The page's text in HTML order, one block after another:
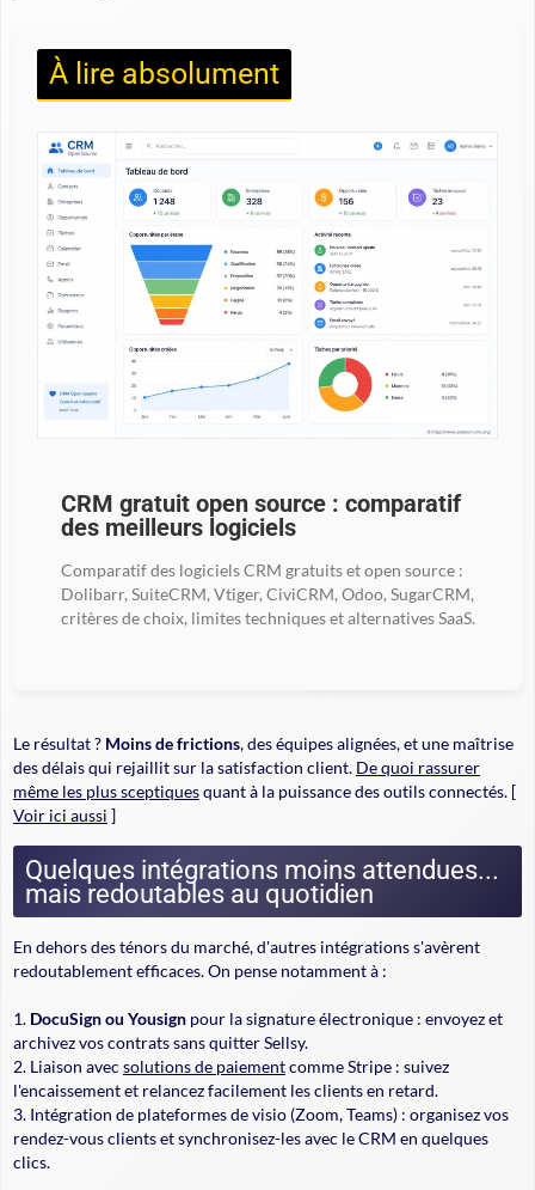
À lire absolument
CRM gratuit open source : comparatif
des meilleurs logiciels
Comparatif des logiciels CRM gratuits et open source :
Dolibarr, SuiteCRM, Vtiger, CiviCRM, Odoo, SugarCRM,
critères de choix, limites techniques et alternatives SaaS.
Le résultat ? Moins de frictions, des équipes alignées, et une maîtrise
des délais qui rejaillit sur la satisfaction client. De quoi rassurer
même les plus sceptiquesquant à la puissance des outils connectés. [
Voir ici aussi ]
Quelques intégrations moins attendues...
mais redoutables au quotidien
En dehors des ténors du marché, d'autres intégrations s'avèrent
redoutablement efficaces. On pense notamment à :
DocuSign ou Yousign pour la signature électronique : envoyez et
archivez vos contrats sans quitter Sellsy.
Liaison avec solutions de paiementcomme Stripe : suivez
l'encaissement et relancez facilement les clients en retard.
Intégration de plateformes de visio (Zoom, Teams) : organisez vos
rendez-vous clients et synchronisez-les avec le CRM en quelques
clics.